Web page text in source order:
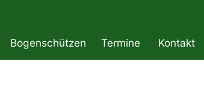
Bogenschützen Termine Kontakt